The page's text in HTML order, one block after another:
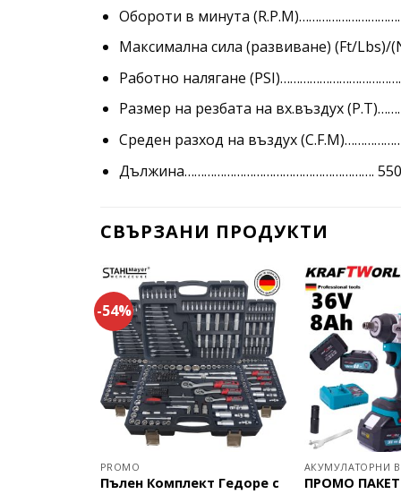
Обороти в минута
Максимална сила (развиване) (Ft/Lbs)/
Работно налягане
Размер на резбата на вх.въздух
Среден разход на въздух
Дължина………………………………………………….
СВЪРЗАНИ ПРОДУКТИ
-54%
PROMO
Пълен Комплект Гедоре с
АКУМУЛАТОРНИ
ПРОМО ПАКЕТ